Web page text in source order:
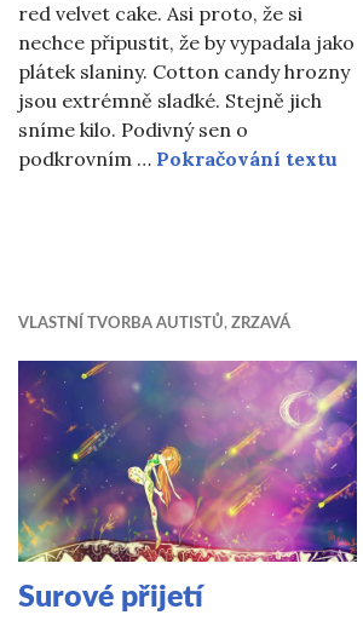
red velvet cake. Asi proto, že si
nechce připustit, že by vypadala jako
plátek slaniny. Cotton candy hrozny
jsou extrémně sladké. Stejně jich
sníme kilo. Podivný sen o
podkrovním … Pokračování textu
VLASTNÍ TVORBA AUTISTŮ, ZRZAVÁ
Surové přijetí